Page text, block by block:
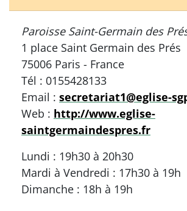
Paroisse Saint-Germain des
1 place Saint Germain des Prés
75006 Paris - France
Tél : 0155428133
Email : secretariat1@eglise-
Web : http://www.eglise-
saintgermaindespres.fr
Lundi : 19h30 à 20h30
Mardi à Vendredi : 17h30 à 19h
Dimanche : 18h à 19h